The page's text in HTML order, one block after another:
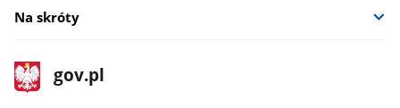
Na skróty
stopka
gov.pl
Strona
gov.pl